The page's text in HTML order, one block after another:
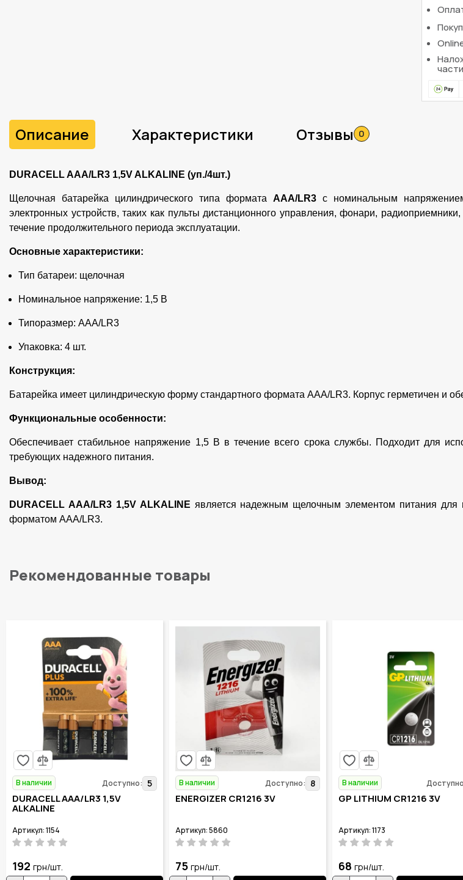
Описание Характеристики Отзывы 0
DURACELL AAA/LR3 1,5V ALKALINE (уп./4шт.)
Щелочная батарейка цилиндрического типа формата AAA/LR3 с номинальным
электронных устройств, таких как пульты дистанционного управления, фонари,
течение продолжительного периода эксплуатации.
Основные характеристики:
Тип батареи: щелочная
Номинальное напряжение: 1,5 В
Типоразмер: AAA/LR3
Упаковка: 4 шт.
Конструкция:
Батарейка имеет цилиндрическую форму стандартного формата AAA/LR3. Корпус герметичен и
Функциональные особенности:
Обеспечивает стабильное напряжение 1,5 В в течение всего срока службы. Подходит для
требующих надежного питания.
Вывод:
DURACELL AAA/LR3 1,5V ALKALINE является надежным щелочным элементом питания для
форматом AAA/LR3.
Рекомендованные товары
В наличии Доступно: 5
DURACELL AAA/LR3 1,5V
ALKALINE
Артикул: 1154
192 грн/шт.
В наличии Доступно: 8
ENERGIZER CR1216 3V
Артикул: 5860
75 грн/шт.
В наличии
GP LITHIUM CR1216 3V
Артикул: 1173
68 грн/шт.